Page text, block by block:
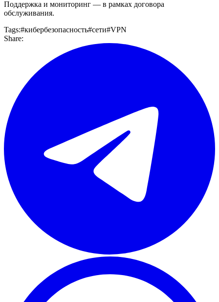
Поддержка и мониторинг — в рамках договора
обслуживания.
Tags:#кибербезопасность#сети#VPN
Share: